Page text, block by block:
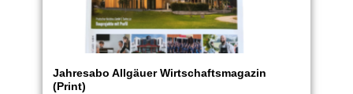
Jahresabo Allgäuer Wirtschaftsmagazin
(Print)